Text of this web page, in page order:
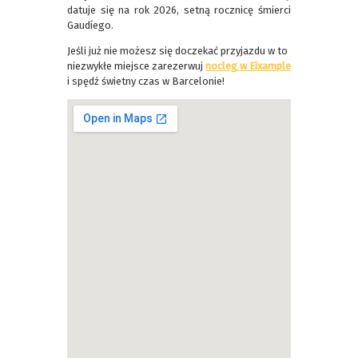
datuje się na rok 2026, setną rocznicę śmierci
Gaudíego.
Jeśli już nie możesz się doczekać przyjazdu w to
niezwykłe miejsce zarezerwuj nocleg w Eixample
i spędź świetny czas w Barcelonie!